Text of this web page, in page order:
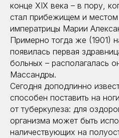
конце XIX века – в пору,
стал прибежищем и
императрицы Марии
Примерно тогда же (1901)
появилась первая
больных – располагалась
Массандры.
Сегодня доподлинно
способен поставить на
от туберкулеза: для
организма может быть
наличествующих на